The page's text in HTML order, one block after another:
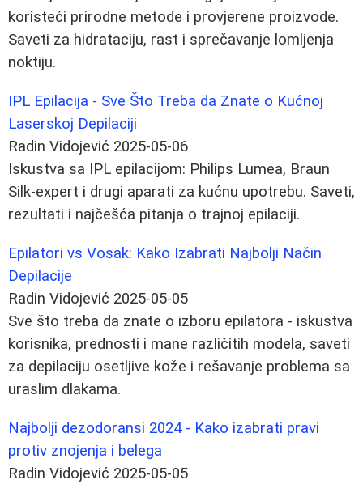
koristeći prirodne metode i provjerene proizvode.
Saveti za hidrataciju, rast i sprečavanje lomljenja
noktiju.
IPL Epilacija - Sve Što Treba da Znate o Kućnoj
Laserskoj Depilaciji
Radin Vidojević 2025-05-06
Iskustva sa IPL epilacijom: Philips Lumea, Braun
Silk-expert i drugi aparati za kućnu upotrebu. Saveti,
rezultati i najčešća pitanja o trajnoj epilaciji.
Epilatori vs Vosak: Kako Izabrati Najbolji Način
Depilacije
Radin Vidojević 2025-05-05
Sve što treba da znate o izboru epilatora - iskustva
korisnika, prednosti i mane različitih modela, saveti
za depilaciju osetljive kože i rešavanje problema sa
uraslim dlakama.
Najbolji dezodoransi 2024 - Kako izabrati pravi
protiv znojenja i belega
Radin Vidojević 2025-05-05